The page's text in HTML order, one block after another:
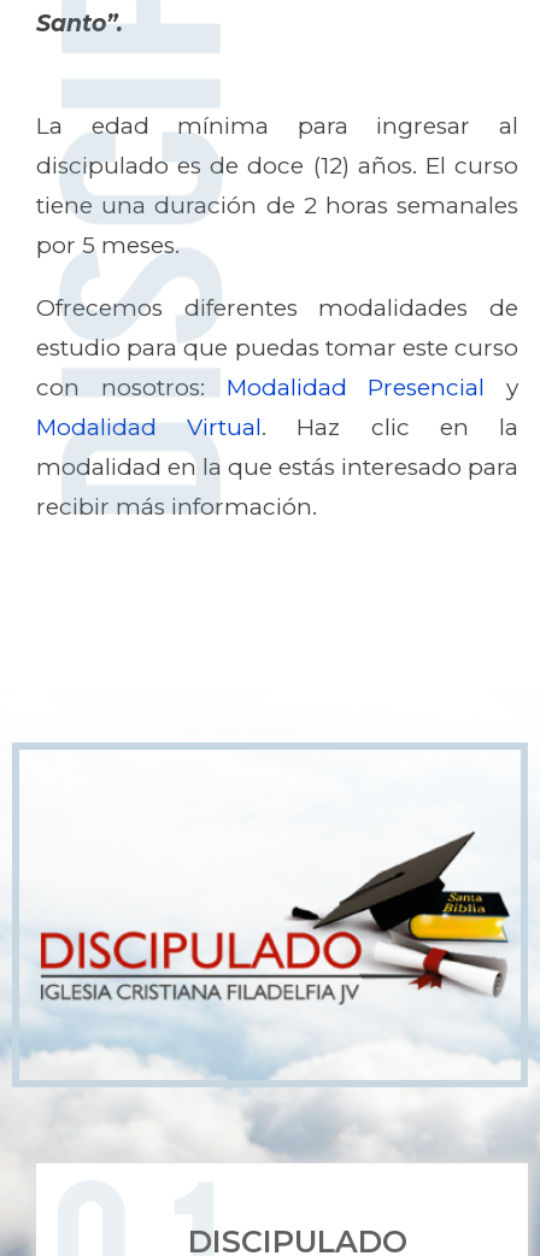
Santo”.
La edad mínima para ingresar al
discipulado es de doce (12) años. El curso
tiene una duración de 2 horas semanales
por 5 meses.
Ofrecemos diferentes modalidades de
estudio para que puedas tomar este curso
con nosotros: Modalidad Presencial y
Modalidad Virtual. Haz clic en la
modalidad en la que estás interesado para
recibir más información.
DISCIPULADO